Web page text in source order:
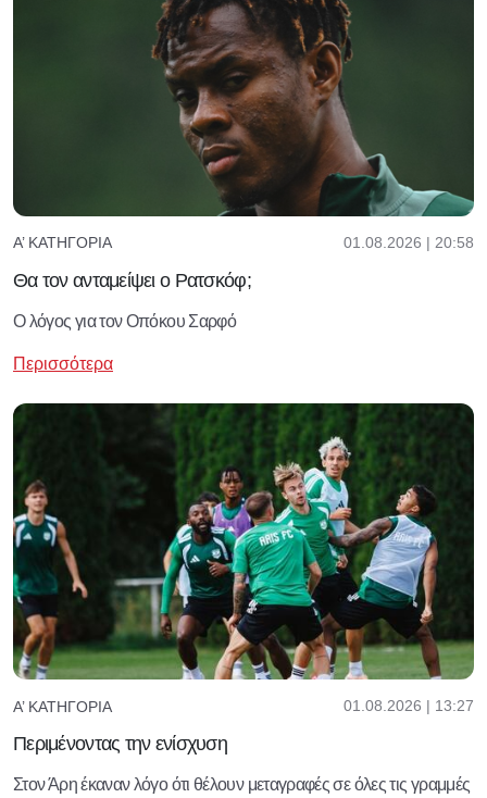
Α’ ΚΑΤΗΓΟΡΊΑ 01.08.2026 | 20:58
Θα τον ανταμείψει ο Ρατσκόφ;
O λόγος για τον Οπόκου Σαρφό
Περισσότερα
Α’ ΚΑΤΗΓΟΡΊΑ 01.08.2026 | 13:27
Περιμένοντας την ενίσχυση
Στον Άρη έκαναν λόγο ότι θέλουν μεταγραφές σε όλες τις γραμμές